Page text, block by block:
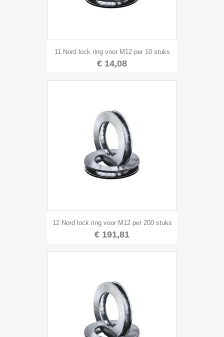
11 Nord lock ring voor M12 per 10 stuks
€ 14,08
12 Nord lock ring voor M12 per 200 stuks
€ 191,81